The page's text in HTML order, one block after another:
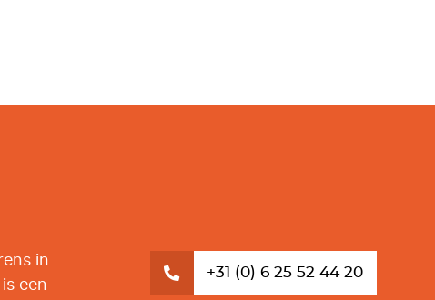
in
een
+31 (0) 6 25 52 44 20